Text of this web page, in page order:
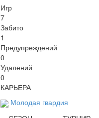
Игр
7
Забито
1
Предупреждений
0
Удалений
0
КАРЬЕРА
Молодая гвардия